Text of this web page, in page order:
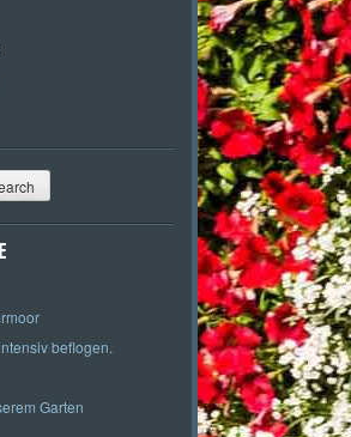
beflogen.
Garten